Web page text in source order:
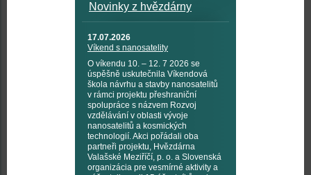
Novinky z hvězdárny
17.07.2026
Víkend s nanosatelity
O víkendu 10. – 12. 7 2026 se
úspěšně uskutečnila Víkendová
škola návrhu a stavby nanosatelitů
v rámci projektu přeshraniční
spolupráce s názvem Rozvoj
vzdělávání v oblasti vývoje
nanosatelitů a kosmických
technologií. Akci pořádali oba
partneři projektu, Hvězdárna
Valašské Meziříčí, p. o. a Slovenská
organizácia pre vesmírné aktivity a